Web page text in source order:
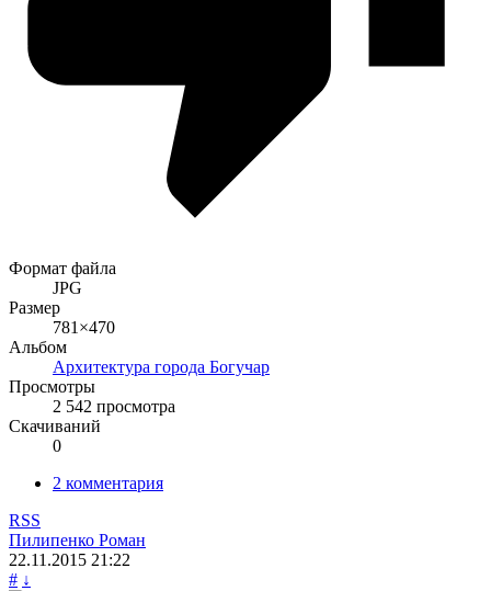
Формат файла
JPG
Размер
781×470
Альбом
Архитектура города Богучар
Просмотры
2 542 просмотра
Скачиваний
0
2 комментария
RSS
Пилипенко Роман
22.11.2015 21:22
# ↓